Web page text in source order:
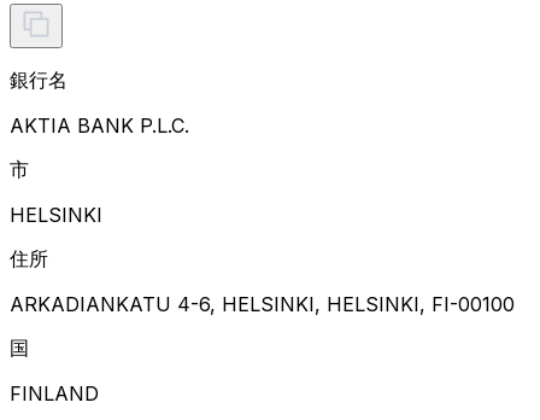
銀行名
AKTIA BANK P.L.C.
市
HELSINKI
住所
ARKADIANKATU 4-6, HELSINKI, HELSINKI, FI-00100
国
FINLAND